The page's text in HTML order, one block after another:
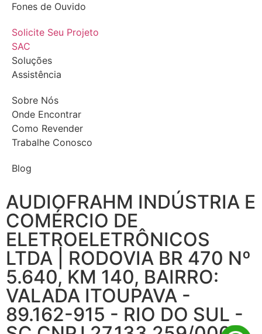
Fones de Ouvido
Solicite Seu Projeto
SAC
Soluções
Assistência
Sobre Nós
Onde Encontrar
Como Revender
Trabalhe Conosco
Blog
AUDIOFRAHM INDÚSTRIA E
COMÉRCIO DE
ELETROELETRÔNICOS
LTDA | RODOVIA BR 470 Nº
5.640, KM 140, BAIRRO:
VALADA ITOUPAVA -
89.162-915 - RIO DO SUL -